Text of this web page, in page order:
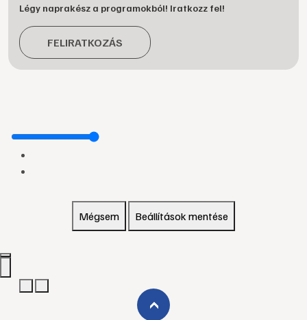
Légy naprakész a programokból! Iratkozz fel!
FELIRATKOZÁS
Mégsem Beállítások mentése
›